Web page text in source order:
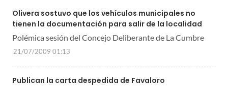
Olivera sostuvo que los vehículos municipales no
tienen la documentación para salir de la localidad
Polémica sesión del Concejo Deliberante de La Cumbre
21/07/2009 01:13
Publican la carta despedida de Favaloro